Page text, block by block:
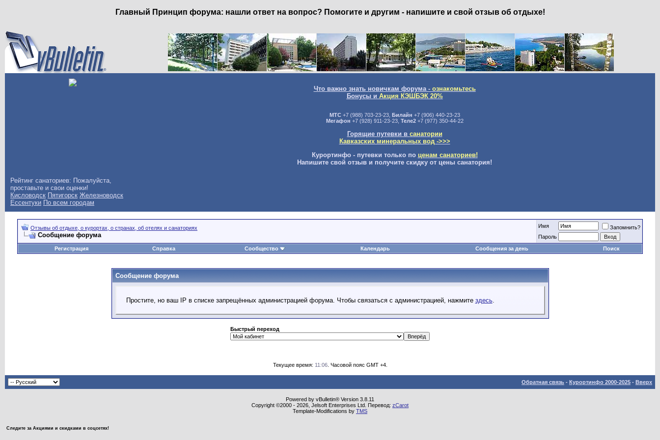
Главный Принцип форума: нашли ответ на вопрос? Помогите и другим - напишите и свой отзыв об отдыхе!
Что важно знать новичкам форума - ознакомьтесь
Бонусы и Акция КЭШБЭК 20%
МТС+7 (988) 703-23-23, Билайн +7 (906) 440-23-23
Мегафон +7 (928) 911-23-23, Теле2+7 (977) 350-44-22
Горящие путевки в санатории
Кавказских минеральных вод ->>>
Курортинфо - путевки только по ценам санаториев!
Напишите свой отзыв и получите скидку от цены санатория!
Рейтинг санаториев: Пожалуйста,
проставьте и свои оценки!
Кисловодск Пятигорск Железноводск
Ессентуки По всем городам
Отзывы об отдыхе, о курортах, о странах, об отелях и санаториях
Сообщение форума
Имя
Запомнить?
Пароль
Регистрация
Справка Сообщество Календарь Сообщения за день Поиск
Сообщение форума
Простите, но ваш IP в списке запрещённых администрацией форума. Чтобы связаться с администрацией, нажмите здесь.
Быстрый переход
Текущее время: 11:06. Часовой пояс GMT +4.
Обратная связь - Курортинфо 2000-2025 - Вверх
Powered by vBulletin® Version 3.8.11
Copyright ©2000 - 2026, Jelsoft Enterprises Ltd. Перевод: zCarot
Template-Modifications by TMS
Следите за Акциями и скидками в соцсетях!